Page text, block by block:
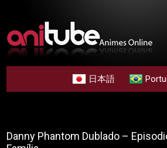
日本語
Danny Phantom Dublado –